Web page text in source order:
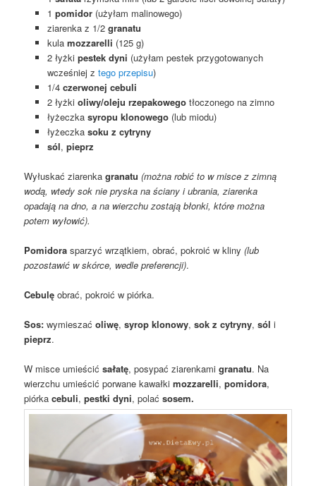
1 pomidor(użyłam malinowego)
ziarenka z 1/2 granatu
kula mozzarelli (125 g)
2 łyżki pestek dyni (użyłam pestek przygotowanych
wcześniej z tego przepisu)
1/4 czerwonej cebuli
2 łyżki oliwy/oleju rzepakowegotłoczonego na zimno
łyżeczka syropu klonowego (lub miodu)
łyżeczka soku z cytryny
sól, pieprz
Wyłuskać ziarenka granatu (można robić to w misce z zimną
wodą, wtedy sok nie pryska na ściany i ubrania, ziarenka
opadają na dno, a na wierzchu zostają błonki, które można
potem wyłowić).
Pomidora sparzyć wrzątkiem, obrać, pokroić w kliny(lub
pozostawić w skórce, wedle preferencji).
Cebulę obrać, pokroić w piórka.
Sos: wymieszaćoliwę,syrop klonowy, sok z cytryny,sól i
pieprz.
W misce umieścićsałatę, posypać ziarenkamigranatu. Na
wierzchu umieścić porwane kawałkimozzarelli, pomidora,
piórkacebuli,pestki dyni, polać sosem.